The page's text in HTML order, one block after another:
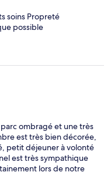
soins Propreté
possible
ombragé et une très
est très bien décorée,
petit déjeuner à volonté
est très sympathique
lors de notre